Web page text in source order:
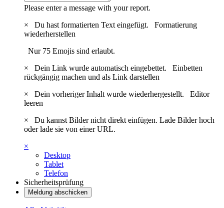
Please enter a message with your report.
×
Du hast formatierten Text eingefügt. Formatierung
wiederherstellen
Nur 75 Emojis sind erlaubt.
×
Dein Link wurde automatisch eingebettet. Einbetten
rückgängig machen und als Link darstellen
×
Dein vorheriger Inhalt wurde wiederhergestellt. Editor
leeren
×
Du kannst Bilder nicht direkt einfügen. Lade Bilder hoch
oder lade sie von einer URL.
×
Desktop
Tablet
Telefon
Sicherheitsprüfung
Meldung abschicken